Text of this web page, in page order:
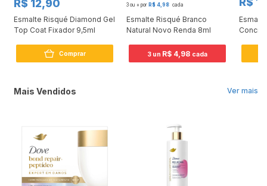
R$ 12,90
Esmalte Risqué Diamond Gel
Top Coat Fixador 9,5ml
Comprar
3 ou + por R$ 4,98 cada
Esmalte Risqué Branco
Natural Novo Renda 8ml
3 un R$ 4,98 cada
Ver mais
Mais Vendidos